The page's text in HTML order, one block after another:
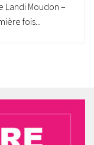
Moudon –
fois...